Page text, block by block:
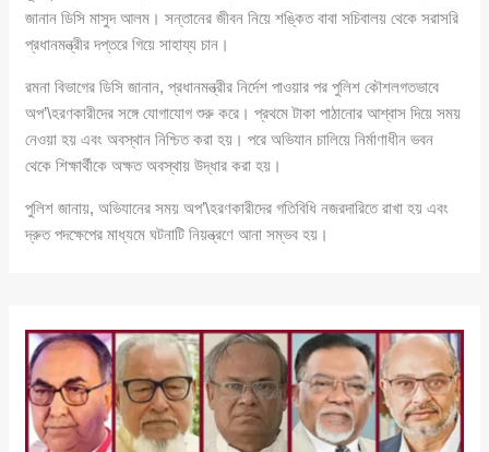
জানান ডিসি মাসুদ আলম। সন্তানের জীবন নিয়ে শঙ্কিত বাবা সচিবালয় থেকে সরাসরি
প্রধানমন্ত্রীর দপ্তরে গিয়ে সাহায্য চান।
রমনা বিভাগের ডিসি জানান, প্রধানমন্ত্রীর নির্দেশ পাওয়ার পর পুলিশ কৌশলগতভাবে
অপ’\হরণকারীদের সঙ্গে যোগাযোগ শুরু করে। প্রথমে টাকা পাঠানোর আশ্বাস দিয়ে সময়
নেওয়া হয় এবং অবস্থান নিশ্চিত করা হয়। পরে অভিযান চালিয়ে নির্মাণাধীন ভবন
থেকে শিক্ষার্থীকে অক্ষত অবস্থায় উদ্ধার করা হয়।
পুলিশ জানায়, অভিযানের সময় অপ’\হরণকারীদের গতিবিধি নজরদারিতে রাখা হয় এবং
দ্রুত পদক্ষেপের মাধ্যমে ঘটনাটি নিয়ন্ত্রণে আনা সম্ভব হয়।